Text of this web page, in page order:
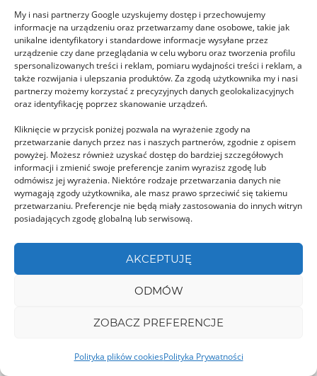
My i nasi partnerzy Google uzyskujemy dostęp i przechowujemy
informacje na urządzeniu oraz przetwarzamy dane osobowe, takie jak
unikalne identyfikatory i standardowe informacje wysyłane przez
urządzenie czy dane przeglądania w celu wyboru oraz tworzenia profilu
spersonalizowanych treści i reklam, pomiaru wydajności treści i reklam, a
także rozwijania i ulepszania produktów. Za zgodą użytkownika my i nasi
partnerzy możemy korzystać z precyzyjnych danych geolokalizacyjnych
oraz identyfikację poprzez skanowanie urządzeń.
Kliknięcie w przycisk poniżej pozwala na wyrażenie zgody na
przetwarzanie danych przez nas i naszych partnerów, zgodnie z opisem
powyżej. Możesz również uzyskać dostęp do bardziej szczegółowych
informacji i zmienić swoje preferencje zanim wyrazisz zgodę lub
odmówisz jej wyrażenia. Niektóre rodzaje przetwarzania danych nie
wymagają zgody użytkownika, ale masz prawo sprzeciwić się takiemu
przetwarzaniu. Preferencje nie będą miały zastosowania do innych witryn
posiadających zgodę globalną lub serwisową.
AKCEPTUJĘ
ODMÓW
ZOBACZ PREFERENCJE
Polityka plików cookiesPolityka Prywatności
MARAMUREȘ
Biserica de lemn Tisa
Drewniana prawosławna cerkiew, zbudowana w
stylu marmaroskim, położona w wiosce Tisa na
wschód od Sighetu …
Pięknie zachowaną średniowieczną Sighisoarę w